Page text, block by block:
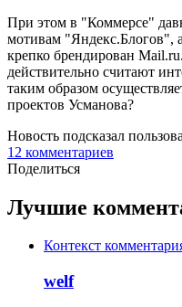
При этом в "Коммерсе"
мотивам "Яндекс.Блогов",
крепко брендирован
действительно считают
таким образом
проектов Усманова?
Новость подсказал
12 комментариев
Поделиться
Лучшие
Контекст
welf